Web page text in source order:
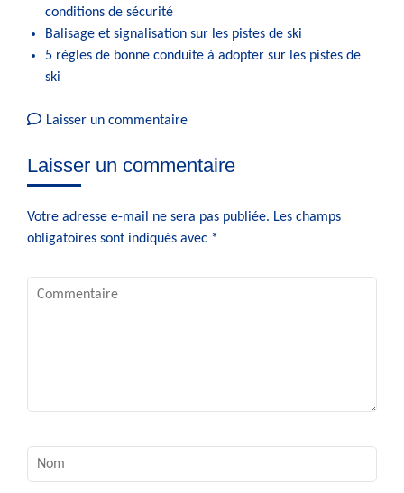
conditions de sécurité
Balisage et signalisation sur les pistes de ski
5 règles de bonne conduite à adopter sur les pistes de
ski
Laisser un commentairesur
Laisser un commentaire
Votre adresse e-mail ne sera pas publiée. Les champs
obligatoires sont indiqués avec *
Commentaire
Nom*